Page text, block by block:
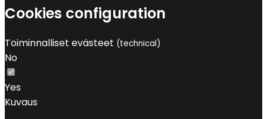
Cookies configuration
Toiminnalliset evästeet (technical)
No
Yes
Kuvaus